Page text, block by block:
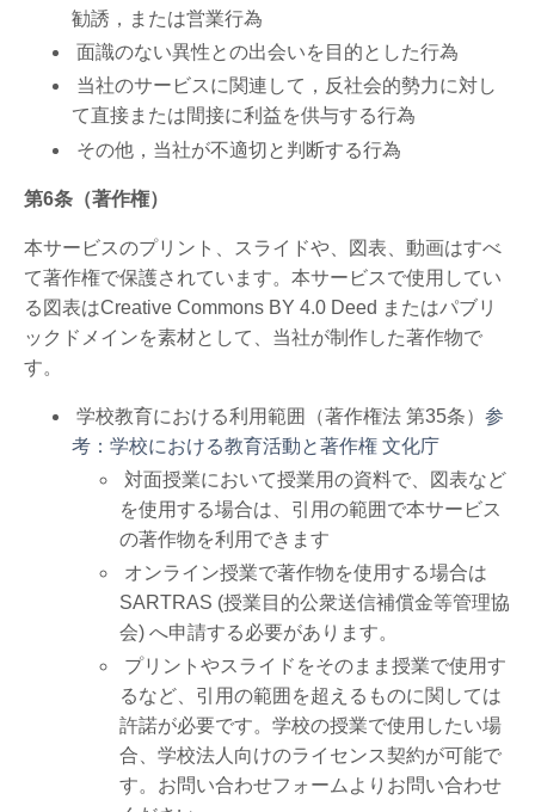
勧誘，または営業行為
面識のない異性との出会いを目的とした行為
当社のサービスに関連して，反社会的勢力に対し
て直接または間接に利益を供与する行為
その他，当社が不適切と判断する行為
第6条（著作権）
本サービスのプリント、スライドや、図表、動画はすべ
て著作権で保護されています。本サービスで使用してい
る図表はCreative Commons BY 4.0 Deed またはパブリ
ックドメインを素材として、当社が制作した著作物で
す。
学校教育における利用範囲（著作権法 第35条） 参
考： 学校における教育活動と著作権 文化庁
対面授業において授業用の資料で、図表など
を使用する場合は、引用の範囲で本サービス
の著作物を利用できます
オンライン授業で著作物を使用する場合は
SARTRAS (授業目的公衆送信補償金等管理協
会) へ申請する必要があります。
プリントやスライドをそのまま授業で使用す
るなど、引用の範囲を超えるものに関しては
許諾が必要です。学校の授業で使用したい場
合、学校法人向けのライセンス契約が可能で
す。お問い合わせフォームよりお問い合わせ